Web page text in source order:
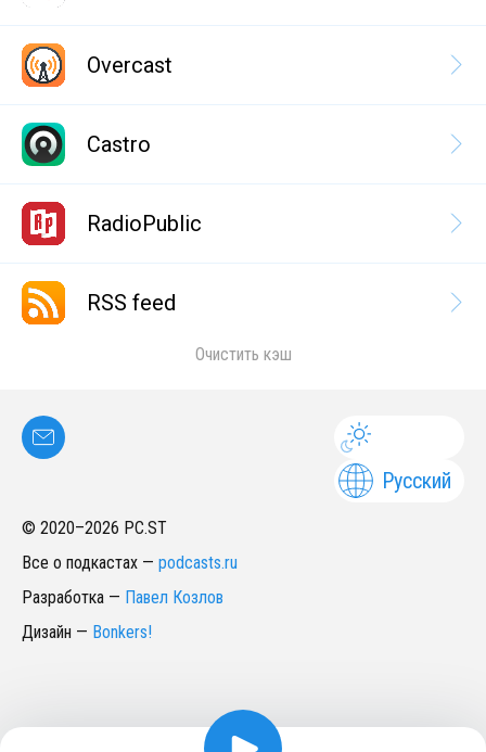
Overcast
Castro
RadioPublic
RSS feed
Очистить кэш
Русский
© 2020–2026 PC.ST
Все о подкастах — podcasts.ru
Разработка — Павел Козлов
Дизайн — Bonkers!